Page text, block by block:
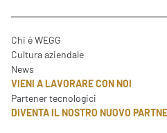
Chi è WEGG
Cultura aziendale
News
VIENI A LAVORARE CON NOI
Partener tecnologici
DIVENTA IL NOSTRO NUOVO